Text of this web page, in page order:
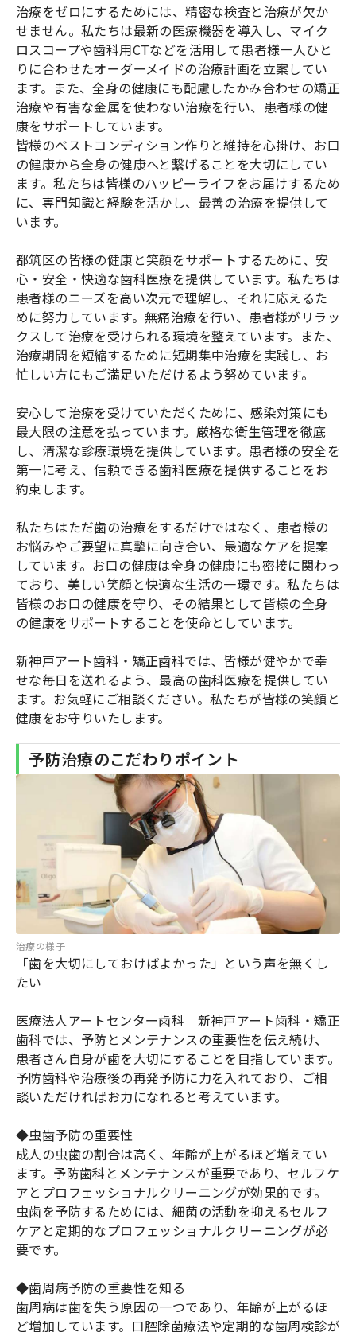
治療をゼロにするためには、精密な検査と治療が欠か
せません。私たちは最新の医療機器を導入し、マイク
ロスコープや歯科用CTなどを活用して患者様一人ひと
りに合わせたオーダーメイドの治療計画を立案してい
ます。また、全身の健康にも配慮したかみ合わせの矯正
治療や有害な金属を使わない治療を行い、患者様の健
康をサポートしています。
皆様のベストコンディション作りと維持を心掛け、お口
の健康から全身の健康へと繋げることを大切にしてい
ます。私たちは皆様のハッピーライフをお届けするため
に、専門知識と経験を活かし、最善の治療を提供して
います。
都筑区の皆様の健康と笑顔をサポートするために、安
心・安全・快適な歯科医療を提供しています。私たちは
患者様のニーズを高い次元で理解し、それに応えるた
めに努力しています。無痛治療を行い、患者様がリラッ
クスして治療を受けられる環境を整えています。また、
治療期間を短縮するために短期集中治療を実践し、お
忙しい方にもご満足いただけるよう努めています。
安心して治療を受けていただくために、感染対策にも
最大限の注意を払っています。厳格な衛生管理を徹底
し、清潔な診療環境を提供しています。患者様の安全を
第一に考え、信頼できる歯科医療を提供することをお
約束します。
私たちはただ歯の治療をするだけではなく、患者様の
お悩みやご要望に真摯に向き合い、最適なケアを提案
しています。お口の健康は全身の健康にも密接に関わっ
ており、美しい笑顔と快適な生活の一環です。私たちは
皆様のお口の健康を守り、その結果として皆様の全身
の健康をサポートすることを使命としています。
新神戸アート歯科・矯正歯科では、皆様が健やかで幸
せな毎日を送れるよう、最高の歯科医療を提供してい
ます。お気軽にご相談ください。私たちが皆様の笑顔と
健康をお守りいたします。
予防治療のこだわりポイント
治療の様子
「歯を大切にしておけばよかった」という声を無くし
たい
医療法人アートセンター歯科 新神戸アート歯科・矯正
歯科では、予防とメンテナンスの重要性を伝え続け、
患者さん自身が歯を大切にすることを目指しています。
予防歯科や治療後の再発予防に力を入れており、ご相
談いただければお力になれると考えています。
◆虫歯予防の重要性
成人の虫歯の割合は高く、年齢が上がるほど増えてい
ます。予防歯科とメンテナンスが重要であり、セルフケ
アとプロフェッショナルクリーニングが効果的です。
虫歯を予防するためには、細菌の活動を抑えるセルフ
ケアと定期的なプロフェッショナルクリーニングが必
要です。
◆歯周病予防の重要性を知る
歯周病は歯を失う原因の一つであり、年齢が上がるほ
ど増加しています。口腔除菌療法や定期的な歯周検診が